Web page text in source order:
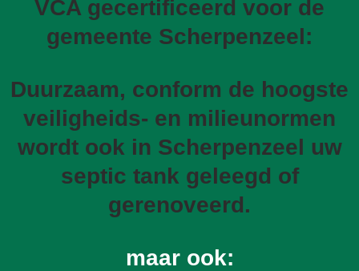
VCA gecertificeerd voor de
gemeente Scherpenzeel:
Duurzaam, conform de hoogste
veiligheids- en milieunormen
wordt ook in Scherpenzeel uw
septic tank geleegd of
gerenoveerd.
maar ook: